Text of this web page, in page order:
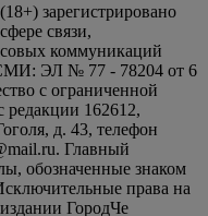
зарегистрировано
связи,
коммуникаций
СМИ: ЭЛ № 77 - 78204 от 6
с ограниченной
162612,
д. 43, телефон
Главный
обозначенные знаком
права на
ГородЧе